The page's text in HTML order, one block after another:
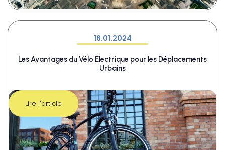
16.01.2024
Les Avantages du Vélo Électrique pour les Déplacements
Urbains
Lire l'article